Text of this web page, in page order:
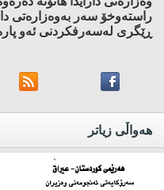
راسته‌وخۆ سه‌ر به‌وه‌زاره‌تی
ڕێگری له‌سه‌رفكردنی ئه‌و
هه‌واڵی زیاتر